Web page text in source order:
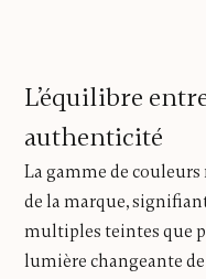
L’équilibre
authenticité
La gamme de
de la marque,
multiples teintes que
lumière changeante